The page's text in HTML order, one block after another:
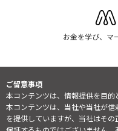
お金を学び、マ
ご留意事項
本コンテンツは、情報提供を目的
本コンテンツは、当社や当社が
を提供していますが、当社はそ